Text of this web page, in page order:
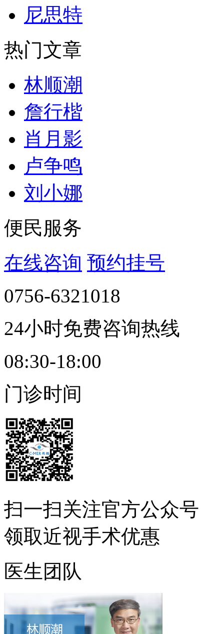
尼思特
热门文章
林顺潮
詹行楷
肖月影
卢争鸣
刘小娜
便民服务
在线咨询 预约挂号
0756-6321018
24小时免费咨询热线
08:30-18:00
门诊时间
扫一扫关注官方公众号
领取近视手术优惠
医生团队